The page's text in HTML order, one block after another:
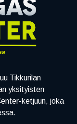
Tikkurilan
yksityisten
ketjuun, joka